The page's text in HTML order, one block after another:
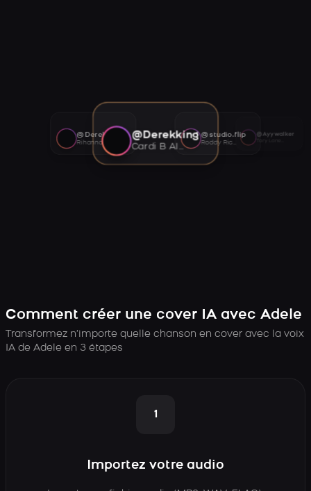
@Derekking
Cardi B AI voice
@studio.flip
Roddy Ricch AI voice
@Ayywalker
@Derekking
Rihanna AI voice
Comment créer une cover IA avec Adele
Transformez n’importe quelle chanson en cover avec la voix
IA de Adele en 3 étapes
1
Importez votre audio